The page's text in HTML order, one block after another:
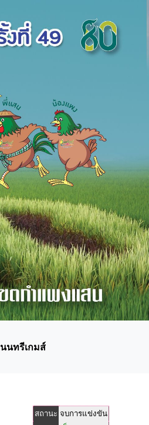
นนทรีเกมส์
สถานะ จบการแข่งขัน